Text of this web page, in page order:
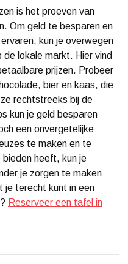
is het proeven van
Om geld te besparen en
kun je overwegen
lokale markt. Hier vind
prijzen. Probeer
bier en kaas, die
rechtstreeks bij de
kun je geld besparen
een onvergetelijke
te maken en te
heeft, kun je
je zorgen te maken
je terecht kunt in een
Reserveer een tafel in